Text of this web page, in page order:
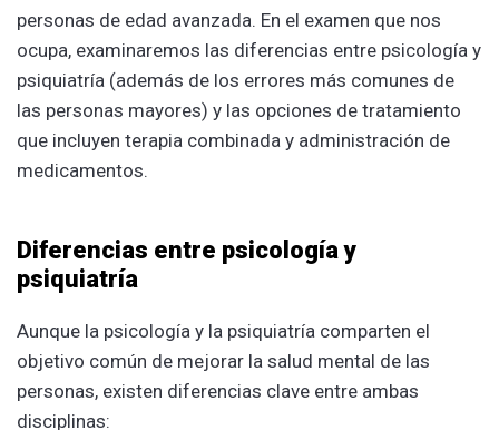
personas de edad avanzada. En el examen que nos
ocupa, examinaremos las diferencias entre psicología y
psiquiatría (además de los errores más comunes de
las personas mayores) y las opciones de tratamiento
que incluyen terapia combinada y administración de
medicamentos.
Diferencias entre psicología y
psiquiatría
Aunque la psicología y la psiquiatría comparten el
objetivo común de mejorar la salud mental de las
personas, existen diferencias clave entre ambas
disciplinas: